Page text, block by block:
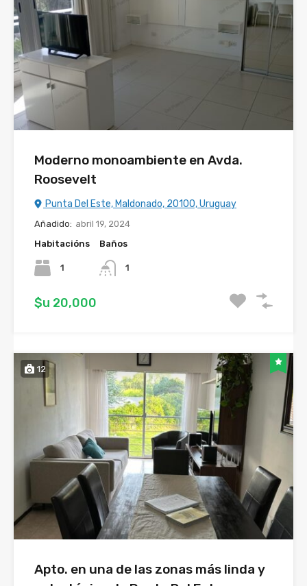
Moderno monoambiente en Avda.
Roosevelt
Punta Del Este, Maldonado, 20100, Uruguay
Añadido: abril 19, 2024
Habitacións
1
Baños
1
$u 20,000
12
Apto. en una de las zonas más linda y